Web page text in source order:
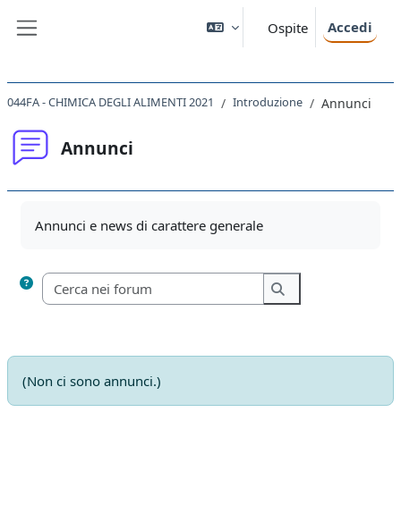
Ospite Accedi
044FA - CHIMICA DEGLI ALIMENTI 2021 Introduzione Annunci
Annunci
Annunci e news di carattere generale
Cerca nei forum
Cerca nei forum
(Non ci sono annunci.)